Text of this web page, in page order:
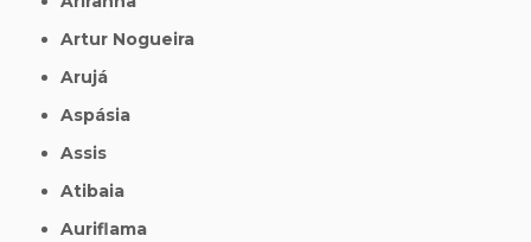
Artur Nogueira
Arujá
Aspásia
Assis
Atibaia
Auriflama